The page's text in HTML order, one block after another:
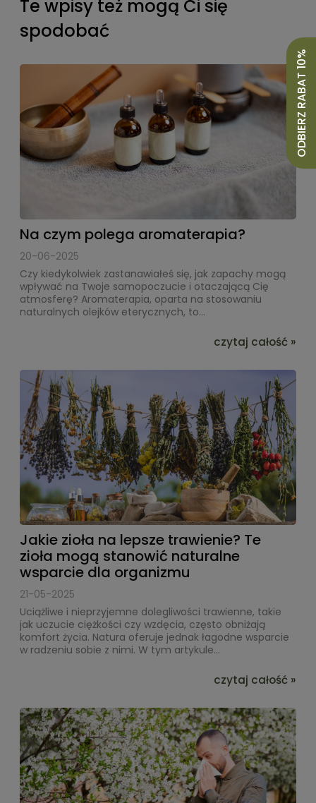
Te wpisy też mogą Ci się
spodobać
Na czym polega aromaterapia?
20-06-2025
Czy kiedykolwiek zastanawiałeś się, jak zapachy mogą
wpływać na Twoje samopoczucie i otaczającą Cię
atmosferę? Aromaterapia, oparta na stosowaniu
naturalnych olejków eterycznych, to...
czytaj całość »
Jakie zioła na lepsze trawienie? Te
zioła mogą stanowić naturalne
wsparcie dla organizmu
21-05-2025
Uciążliwe i nieprzyjemne dolegliwości trawienne, takie
jak uczucie ciężkości czy wzdęcia, często obniżają
komfort życia. Natura oferuje jednak łagodne wsparcie
w radzeniu sobie z nimi. W tym artykule...
czytaj całość »
ODBIERZ RABAT 10%